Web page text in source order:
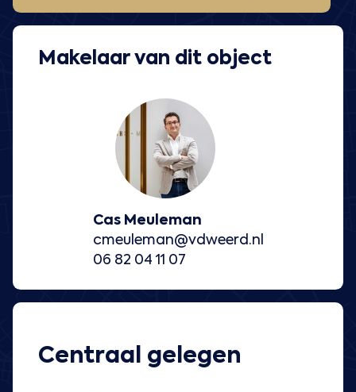
Centraal gelegen
Makelaar van dit object
Cas Meuleman
cmeuleman@vdweerd.nl
06 82 04 11 07